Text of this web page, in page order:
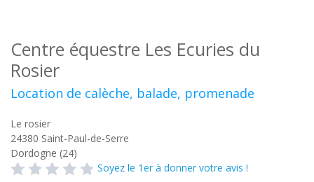
Centre équestre Les Ecuries du
Rosier
Location de calèche, balade, promenade
Le rosier
24380 Saint-Paul-de-Serre
Dordogne (24)
Soyez le 1er à donner votre avis !